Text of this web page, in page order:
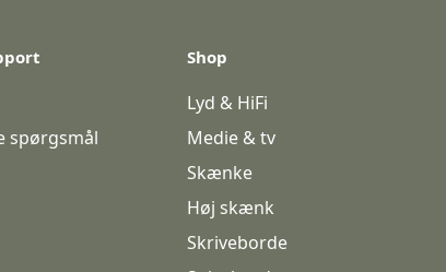
spørgsmål
Shop
Lyd & HiFi
Medie & tv
Skænke
Høj skænk
Skriveborde